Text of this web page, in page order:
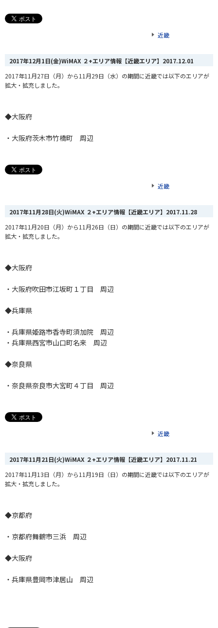
近畿
2017年12月1日(金)WiMAX ２+エリア情報【近畿エリア】 2017.12.01
2017年11月27日（月）から11月29日（水）の期間に近畿では以下のエリアが
拡大・拡充しました。
◆大阪府
・大阪府茨木市竹橋町 周辺
近畿
2017年11月28日(火)WiMAX ２+エリア情報【近畿エリア】 2017.11.28
2017年11月20日（月）から11月26日（日）の期間に近畿では以下のエリアが
拡大・拡充しました。
◆大阪府
・大阪府吹田市江坂町１丁目 周辺
◆兵庫県
・兵庫県姫路市香寺町須加院 周辺
・兵庫県西宮市山口町名来 周辺
◆奈良県
・奈良県奈良市大宮町４丁目 周辺
近畿
2017年11月21日(火)WiMAX ２+エリア情報【近畿エリア】 2017.11.21
2017年11月13日（月）から11月19日（日）の期間に近畿では以下のエリアが
拡大・拡充しました。
◆京都府
・京都府舞鶴市三浜 周辺
◆大阪府
・兵庫県豊岡市津居山 周辺